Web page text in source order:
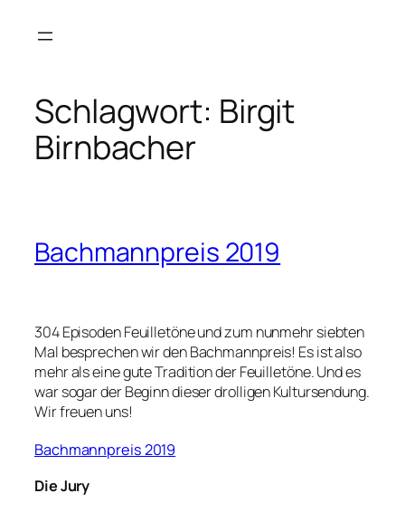
Inhalt
Schlagwort: Birgit
Birnbacher
Bachmannpreis 2019
304 Episoden Feuilletöne und zum nunmehr siebten
Mal besprechen wir den Bachmannpreis! Es ist also
mehr als eine gute Tradition der Feuilletöne. Und es
war sogar der Beginn dieser drolligen Kultursendung.
Wir freuen uns!
Bachmannpreis 2019
Die Jury